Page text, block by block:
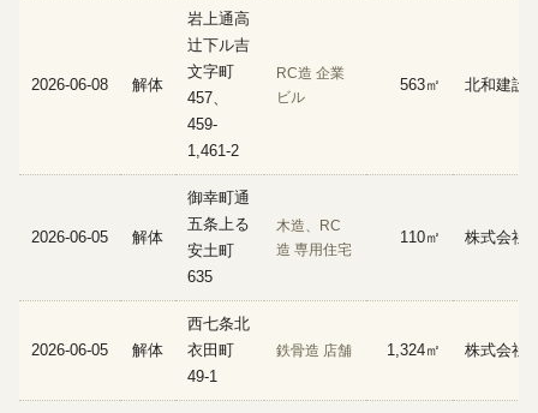
2026-06-08 解体
岩上通高
辻下ル吉
文字町
457、
459-
1,461-2
RC造 企業
ビル
563㎡ 北和建設
2026-06-05 解体
御幸町通
五条上る
安土町
635
木造、RC
造 専用住宅
110㎡ 株式会社
2026-06-05 解体
西七条北
衣田町
49-1
鉄骨造 店舗 1,324㎡ 株式会社